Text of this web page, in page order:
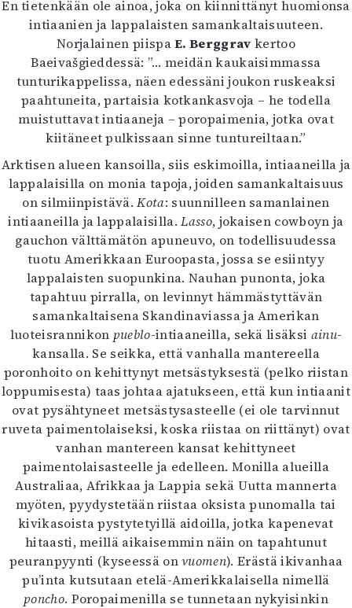
En tietenkään ole ainoa, joka on kiinnittänyt huomionsa
intiaanien ja lappalaisten samankaltaisuuteen.
Norjalainen piispaE. Berggrav kertoo
Baeivašgieddessä: ”… meidän kaukaisimmassa
tunturikappelissa, näen edessäni joukon ruskeaksi
paahtuneita, partaisia kotkankasvoja – he todella
muistuttavat intiaaneja – poropaimenia, jotka ovat
kiitäneet pulkissaan sinne tuntureiltaan.”
Arktisen alueen kansoilla, siis eskimoilla, intiaaneilla ja
lappalaisilla on monia tapoja, joiden samankaltaisuus
on silmiinpistävä.Kota: suunnilleen samanlainen
intiaaneilla ja lappalaisilla.Lasso, jokaisen cowboyn ja
gauchon välttämätön apuneuvo, on todellisuudessa
tuotu Amerikkaan Euroopasta, jossa se esiintyy
lappalaisten suopunkina. Nauhan punonta, joka
tapahtuu pirralla, on levinnyt hämmästyttävän
samankaltaisena Skandinaviassa ja Amerikan
luoteisrannikon pueblo-intiaaneilla, sekä lisäksi ainu-
kansalla. Se seikka, että vanhalla mantereella
poronhoito on kehittynyt metsästyksestä (pelko riistan
loppumisesta) taas johtaa ajatukseen, että kun intiaanit
ovat pysähtyneet metsästysasteelle (ei ole tarvinnut
ruveta paimentolaiseksi, koska riistaa on riittänyt) ovat
vanhan mantereen kansat kehittyneet
paimentolaisasteelle ja edelleen. Monilla alueilla
Australiaa, Afrikkaa ja Lappia sekä Uutta mannerta
myöten, pyydystetään riistaa oksista punomalla tai
kivikasoista pystytetyillä aidoilla, jotka kapenevat
hitaasti, meillä aikaisemmin näin on tapahtunut
peuranpyynti (kyseessä onvuomen). Erästä ikivanhaa
pu’inta kutsutaan etelä-Amerikkalaisella nimellä
poncho. Poropaimenilla se tunnetaan nykyisinkin